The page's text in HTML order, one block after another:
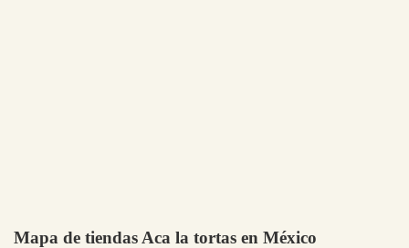
Mapa de tiendas Aca la tortas en México